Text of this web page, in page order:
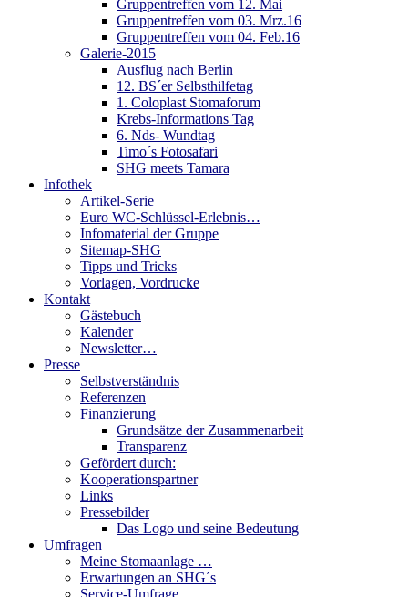
Gruppentreffen vom 12. Mai
Gruppentreffen vom 03. Mrz.16
Gruppentreffen vom 04. Feb.16
Galerie-2015
Ausflug nach Berlin
12. BS´er Selbsthilfetag
1. Coloplast Stomaforum
Krebs-Informations Tag
6. Nds- Wundtag
Timo´s Fotosafari
SHG meets Tamara
Infothek
Artikel-Serie
Euro WC-Schlüssel-Erlebnis…
Infomaterial der Gruppe
Sitemap-SHG
Tipps und Tricks
Vorlagen, Vordrucke
Kontakt
Gästebuch
Kalender
Newsletter…
Presse
Selbstverständnis
Referenzen
Finanzierung
Grundsätze der Zusammenarbeit
Transparenz
Gefördert durch:
Kooperationspartner
Links
Pressebilder
Das Logo und seine Bedeutung
Umfragen
Meine Stomaanlage …
Erwartungen an SHG´s
Service-Umfrage